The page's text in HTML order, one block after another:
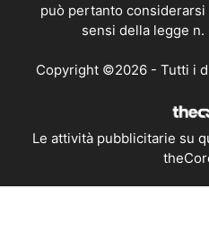
può pertanto
sensi della legge n.
Copyright ©2026 - Tutti i
Le attività pubblicitarie su